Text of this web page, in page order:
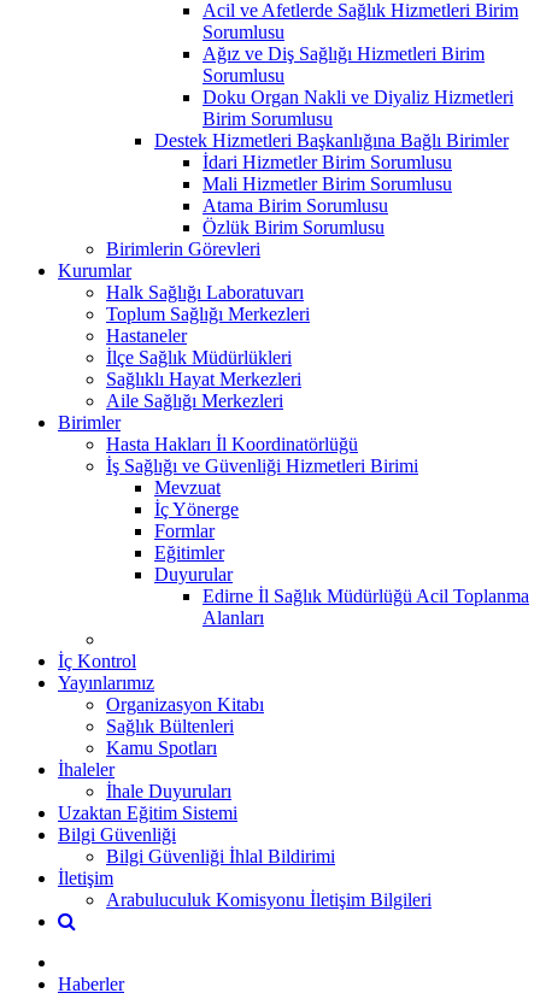
Acil ve Afetlerde Sağlık Hizmetleri Birim
Sorumlusu
Ağız ve Diş Sağlığı Hizmetleri Birim
Sorumlusu
Doku Organ Nakli ve Diyaliz Hizmetleri
Birim Sorumlusu
Destek Hizmetleri Başkanlığına Bağlı Birimler
İdari Hizmetler Birim Sorumlusu
Mali Hizmetler Birim Sorumlusu
Atama Birim Sorumlusu
Özlük Birim Sorumlusu
Birimlerin Görevleri
Kurumlar
Halk Sağlığı Laboratuvarı
Toplum Sağlığı Merkezleri
Hastaneler
İlçe Sağlık Müdürlükleri
Sağlıklı Hayat Merkezleri
Aile Sağlığı Merkezleri
Birimler
Hasta Hakları İl Koordinatörlüğü
İş Sağlığı ve Güvenliği Hizmetleri Birimi
Mevzuat
İç Yönerge
Formlar
Eğitimler
Duyurular
Edirne İl Sağlık Müdürlüğü Acil Toplanma
Alanları
İç Kontrol
Yayınlarımız
Organizasyon Kitabı
Sağlık Bültenleri
Kamu Spotları
İhaleler
İhale Duyuruları
Uzaktan Eğitim Sistemi
Bilgi Güvenliği
Bilgi Güvenliği İhlal Bildirimi
İletişim
Arabuluculuk Komisyonu İletişim Bilgileri
Haberler